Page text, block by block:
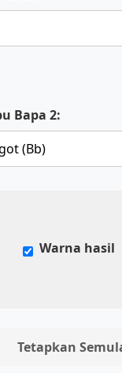
Bapa 2:
Warna hasil
Tetapkan